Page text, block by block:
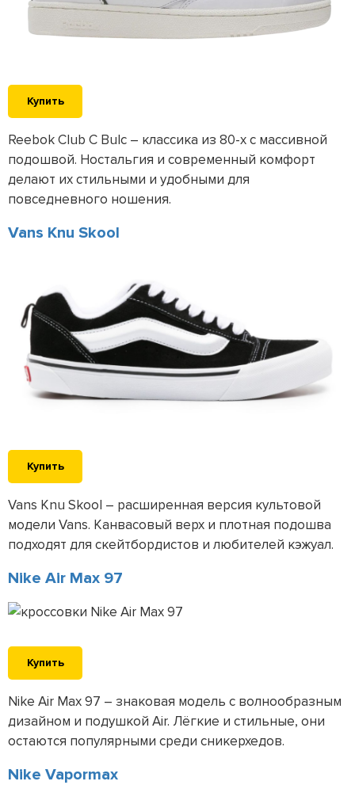
Купить
Reebok Club C Bulc – классика из 80-х с массивной
подошвой. Ностальгия и современный комфорт
делают их стильными и удобными для
повседневного ношения.
Vans Knu Skool
Купить
Vans Knu Skool – расширенная версия культовой
модели Vans. Канвасовый верх и плотная подошва
подходят для скейтбордистов и любителей кэжуал.
Nike Air Max 97
Купить
Nike Air Max 97 – знаковая модель с волнообразным
дизайном и подушкой Air. Лёгкие и стильные, они
остаются популярными среди сникерхедов.
Nike Vapormax